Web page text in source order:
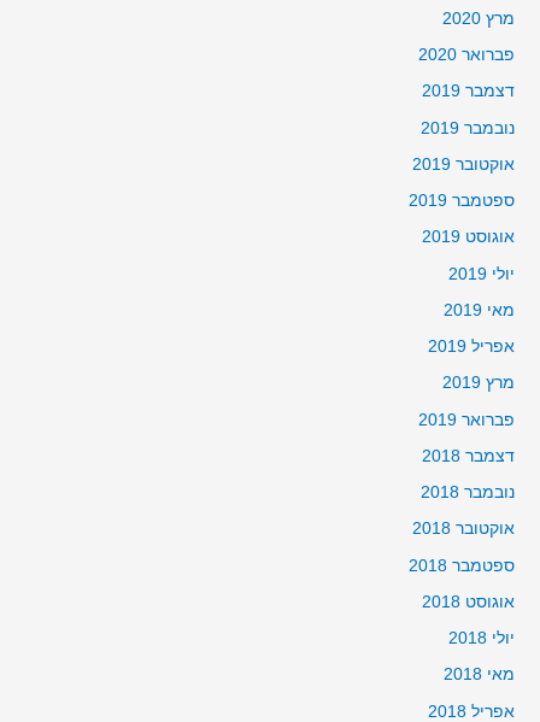
מרץ 2020
פברואר 2020
דצמבר 2019
נובמבר 2019
אוקטובר 2019
ספטמבר 2019
אוגוסט 2019
יולי 2019
מאי 2019
אפריל 2019
מרץ 2019
פברואר 2019
דצמבר 2018
נובמבר 2018
אוקטובר 2018
ספטמבר 2018
אוגוסט 2018
יולי 2018
מאי 2018
אפריל 2018